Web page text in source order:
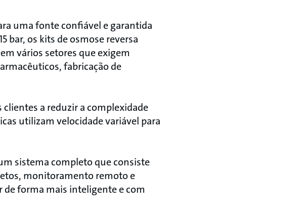
uma fonte confiável e garantida
bar, os kits de osmose reversa
vários setores que exigem
fabricação de
a reduzir a complexidade
utilizam velocidade variável para
sistema completo que consiste
monitoramento remoto e
forma mais inteligente e com